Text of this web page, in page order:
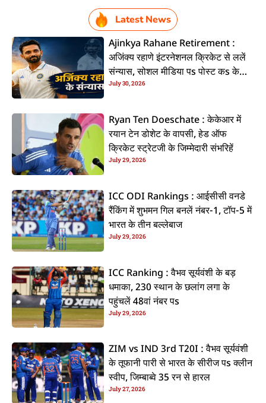
Latest News
Ajinkya Rahane Retirement :
अजिंक्य रहाणे इंटरनेशनल क्रिकेट से ललें
संन्यास, सोशल मीडिया पs पोस्ट कs के
कइलें एलान
July 30, 2026
Ryan Ten Doeschate : केकेआर में
रयान टेन डोशेट के वापसी, हेड ऑफ
क्रिकेट स्ट्रेटजी के जिम्मेदारी संभरिहें
July 29, 2026
ICC ODI Rankings : आईसीसी वनडे
रैंकिंग में शुभमन गिल बनलें नंबर-1, टॉप-5 में
भारत के तीन बल्लेबाज
July 29, 2026
ICC Ranking : वैभव सूर्यवंशी के बड़
धमाका, 230 स्थान के छलांग लगा के
पहुंचलें 48वां नंबर पs
July 29, 2026
ZIM vs IND 3rd T20I : वैभव सूर्यवंशी
के तूफानी पारी से भारत के सीरीज पs क्लीन
स्वीप, जिम्बाब्वे 35 रन से हारल
July 27, 2026